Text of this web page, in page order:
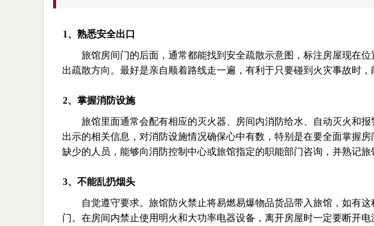
1、熟悉安全出口
旅馆房间门的后面，通常都能找到安全疏散示意图，标注房屋现在
出疏散方向。最好是亲自顺着路线走一遍，有利于只要碰到火灾事故时，
2、掌握消防设施
旅馆里面通常会配有相应的灭火器、房间内消防给水、自动灭火和
出示的相关信息，对消防设施情况确保心中有数，特别是在要全面掌握
缺少的人员，能够向消防控制中心或旅馆指定的职能部门咨询，并熟记旅
3、不能乱扔烟头
自觉遵守要求。旅馆防火禁止将易燃易爆物品货品带入旅馆，如有
门。在房间内禁止使用明火和大功率电器设备，离开房屋时一定要断开电